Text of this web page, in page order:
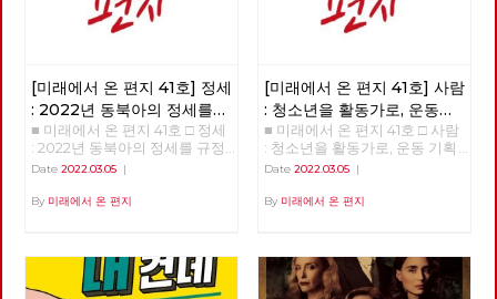
[미래에서 온 편지 41호] 정세
: 2022년 동북아의 정세를
규정하는 네 가지 요인
■ 미래에서 온 편지 41호 □ 정세
: 2022년 동북아의 정세를 규정
하는 네 가지 요인 >>>>>> 업로
Date 2022.03.05 |
By 미래에서 온 편지
[미래에서 온 편지 41호] 사람
: 청소년을 활동가로, 운동
기획자 고유미
■ 미래에서 온 편지 41호 □ 사람
: 청소년을 활동가로, 운동 기획
자 고유미 >>>>>> 업로드 준비
Date 2022.03.05|
By 미래에서 온 편지